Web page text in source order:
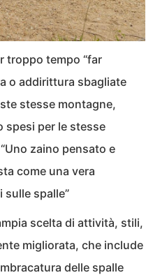
troppo tempo “far
o addirittura sbagliate
stesse montagne,
spesi per le stesse
zaino pensato e
come una vera
spalle”
scelta di attività, stili,
migliorata, che include
delle spalle